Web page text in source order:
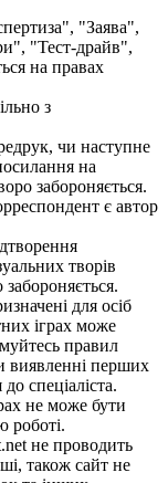
"Заява",
"Тест-драйв",
на правах
з
чи наступне
на
забороняється.
є автор
творів
для осіб
іграх може
правил
виявленні перших
спеціаліста.
не може бути
роботі.
не проводить
також сайт не